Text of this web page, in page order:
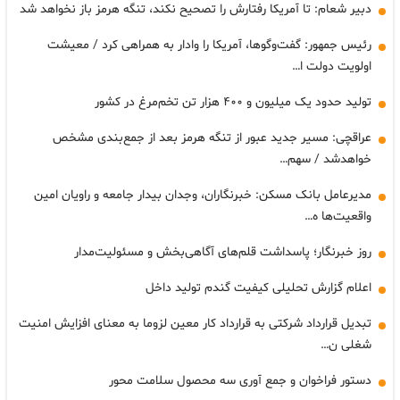
دبیر شعام: تا آمریکا رفتارش را تصحیح نکند، تنگه هرمز باز نخواهد شد
رئیس جمهور: گفت‌وگوها، آمریکا را وادار به همراهی کرد / معیشت
اولویت دولت ا…
تولید حدود یک میلیون و ۴۰۰ هزار تن تخم‌مرغ در کشور
عراقچی: مسیر جدید عبور از تنگه هرمز بعد از جمع‌بندی مشخص
خواهدشد / سهم…
مدیرعامل بانک مسکن: خبرنگاران، وجدان بیدار جامعه و راویان امین
واقعیت‌ها ه…
روز خبرنگار؛ پاسداشت قلم‌های آگاهی‌بخش و مسئولیت‌مدار
اعلام گزارش تحلیلی کیفیت گندم تولید داخل
تبدیل قرارداد شرکتی به قرارداد کار معین لزوما به معنای افزایش امنیت
شغلی ن…
دستور فراخوان و جمع آوری سه محصول سلامت محور